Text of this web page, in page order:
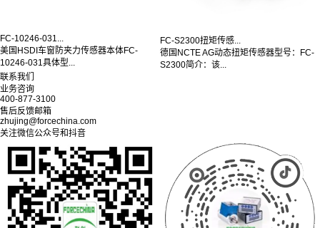
FC-10246-031...
美国HSDI车窗防夹力传感器本体FC-
10246-031具体型...
FC-S2300扭矩传感...
德国NCTE AG动态扭矩传感器型号：FC-
S2300简介：该...
联系我们
业务咨询
400-877-3100
售后反馈邮箱
zhujing@forcechina.com
关注微信公众号和抖音